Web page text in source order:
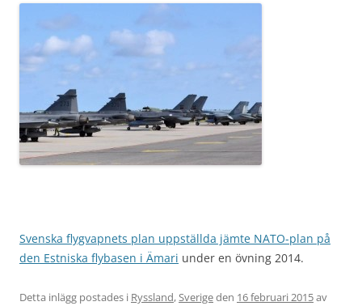
Svenska flygvapnets plan uppställda jämte NATO-plan på
den Estniska flybasen i Ämari under en övning 2014.
Detta inlägg postades i Ryssland,Sverigeden 16 februari 2015av